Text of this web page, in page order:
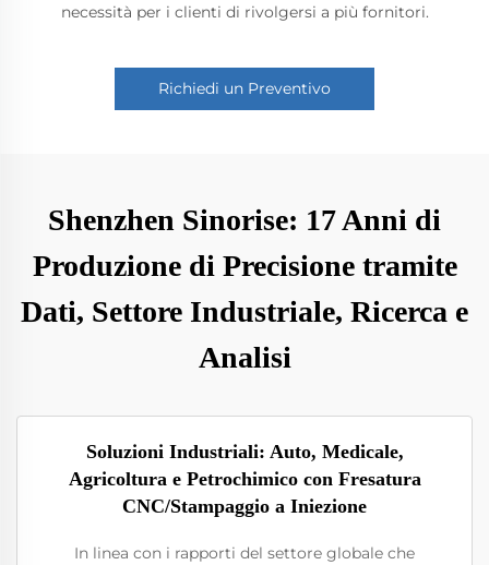
necessità per i clienti di rivolgersi a più fornitori.
Richiedi un Preventivo
Shenzhen Sinorise: 17 Anni di
Produzione di Precisione tramite
Dati, Settore Industriale, Ricerca e
Analisi
Soluzioni Industriali: Auto, Medicale,
Agricoltura e Petrochimico con Fresatura
CNC/Stampaggio a Iniezione
In linea con i rapporti del settore globale che